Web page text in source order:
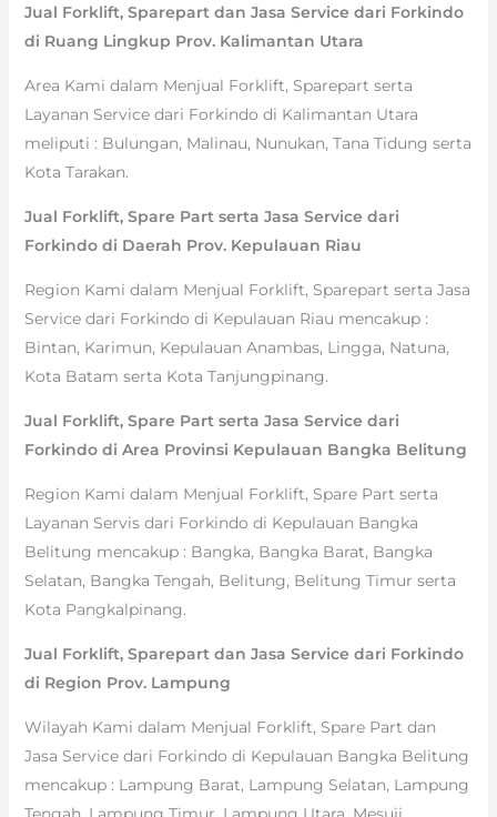
Jual Forklift, Sparepart dan Jasa Service dari Forkindo
di Ruang Lingkup Prov. Kalimantan Utara
Area Kami dalam Menjual Forklift, Sparepart serta
Layanan Service dari Forkindo di Kalimantan Utara
meliputi : Bulungan, Malinau, Nunukan, Tana Tidung serta
Kota Tarakan.
Jual Forklift, Spare Part serta Jasa Service dari
Forkindo di Daerah Prov. Kepulauan Riau
Region Kami dalam Menjual Forklift, Sparepart serta Jasa
Service dari Forkindo di Kepulauan Riau mencakup :
Bintan, Karimun, Kepulauan Anambas, Lingga, Natuna,
Kota Batam serta Kota Tanjungpinang.
Jual Forklift, Spare Part serta Jasa Service dari
Forkindo di Area Provinsi Kepulauan Bangka Belitung
Region Kami dalam Menjual Forklift, Spare Part serta
Layanan Servis dari Forkindo di Kepulauan Bangka
Belitung mencakup : Bangka, Bangka Barat, Bangka
Selatan, Bangka Tengah, Belitung, Belitung Timur serta
Kota Pangkalpinang.
Jual Forklift, Sparepart dan Jasa Service dari Forkindo
di Region Prov. Lampung
Wilayah Kami dalam Menjual Forklift, Spare Part dan
Jasa Service dari Forkindo di Kepulauan Bangka Belitung
mencakup : Lampung Barat, Lampung Selatan, Lampung